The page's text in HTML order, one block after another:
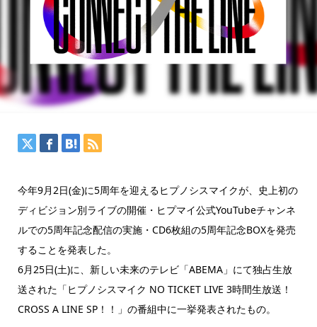
今年9月2日(金)に5周年を迎えるヒプノシスマイクが、史上初の
ディビジョン別ライブの開催・ヒプマイ公式YouTubeチャンネ
ルでの5周年記念配信の実施・CD6枚組の5周年記念BOXを発売
することを発表した。
6月25日(土)に、新しい未来のテレビ「ABEMA」にて独占生放
送された「ヒプノシスマイク NO TICKET LIVE 3時間生放送！
CROSS A LINE SP！！」の番組中に一挙発表されたもの。